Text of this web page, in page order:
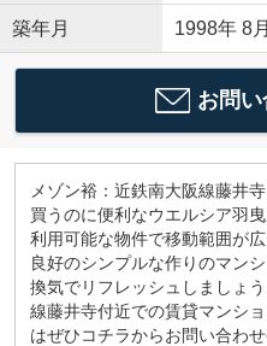
築年月 1998年 8
お問
メゾン裕：近鉄南大阪線藤井
買うのに便利なウエルシア羽
利用可能な物件で移動範囲が
良好のシンプルな作りのマン
換気でリフレッシュしましょ
線藤井寺付近での賃貸マンシ
はぜひコチラからお問い合わせ